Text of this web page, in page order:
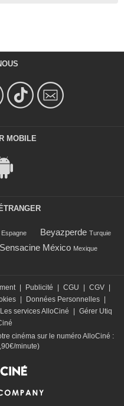
MOBILE
Espagne Beyazperde Turquie
Sensacine México Mexique
Publicité CGU CGV
Données Personnelles
Les services AlloCiné
Gérer Utiq
cinéma sur le numéro AlloCiné :
minute)